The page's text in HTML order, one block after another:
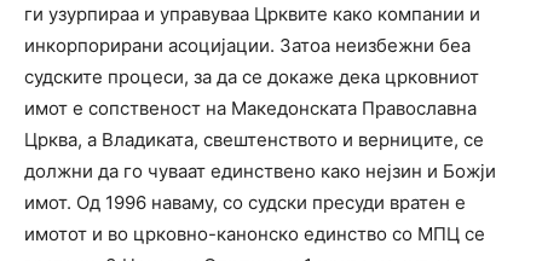
ги узурпираа и управуваа Црквите како компании и
инкорпорирани асоцијации. Затоа неизбежни беа
судските процеси, за да се докаже дека црковниот
имот е сопственост на Македонската Православна
Црква, а Владиката, свештенството и верниците, се
должни да го чуваат единствено како нејзин и Божји
имот. Од 1996 наваму, со судски пресуди вратен е
имотот и во црковно-канонско единство со МПЦ се